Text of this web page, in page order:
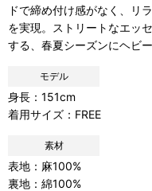
ドで締め付け感がなく、リ
を実現。ストリートなエッ
する、春夏シーズンにヘビ
モデル
身長：151cm
着用サイズ：FREE
素材
表地：麻100%
裏地：綿100%